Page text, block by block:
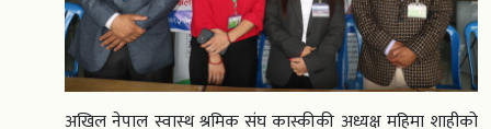
अखिल नेपाल स्वास्थ श्रमिक संघ कास्कीकी अध्यक्ष महिमा शाहीको